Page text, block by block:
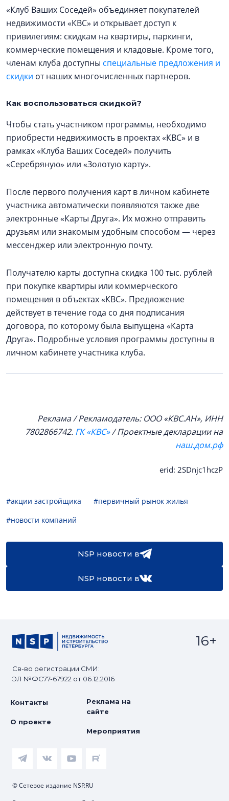
«Клуб Ваших Соседей» объединяет покупателей
недвижимости «КВС» и открывает доступ к
привилегиям: скидкам на квартиры, паркинги,
коммерческие помещения и кладовые. Кроме того,
членам клуба доступны специальные предложения и
скидки от наших многочисленных партнеров.
Как воспользоваться скидкой?
Чтобы стать участником программы, необходимо
приобрести недвижимость в проектах «КВС» и в
рамках «Клуба Ваших Соседей» получить
«Серебряную» или «Золотую карту».
После первого получения карт в личном кабинете
участника автоматически появляются также две
электронные «Карты Друга». Их можно отправить
друзьям или знакомым удобным способом — через
мессенджер или электронную почту.
Получателю карты доступна скидка 100 тыс. рублей
при покупке квартиры или коммерческого
помещения в объектах «КВС». Предложение
действует в течение года со дня подписания
договора, по которому была выпущена «Карта
Друга». Подробные условия программы доступны в
личном кабинете участника клуба.
Реклама / Рекламодатель: ООО «КВС.АН», ИНН
7802866742. ГК «КВС»/ Проектные декларации на
наш.дом.рф
erid: 2SDnjc1hczP
#акции застройщика
#первичный рынок жилья
#новости компаний
NSP новости в
NSP новости в
Св-во регистрации СМИ:
ЭЛ №ФС77-67922 от 06.12.2016
16+
Контакты
О проекте
Реклама на
сайте
Мероприятия
© Сетевое издание NSP.RU